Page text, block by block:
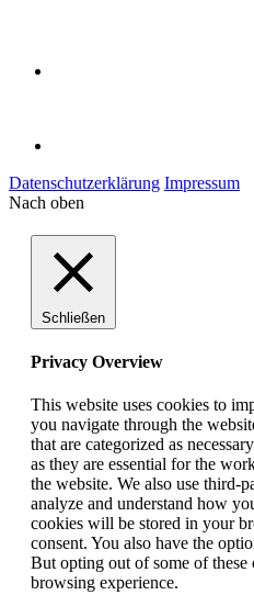
Datenschutzerklärung Impressum
Nach oben
Schließen
Privacy Overview
This website uses cookies to
you navigate through the
that are categorized as
as they are essential for the
the website. We also use third-
analyze and understand how
cookies will be stored in your
consent. You also have the
But opting out of some of
browsing experience.